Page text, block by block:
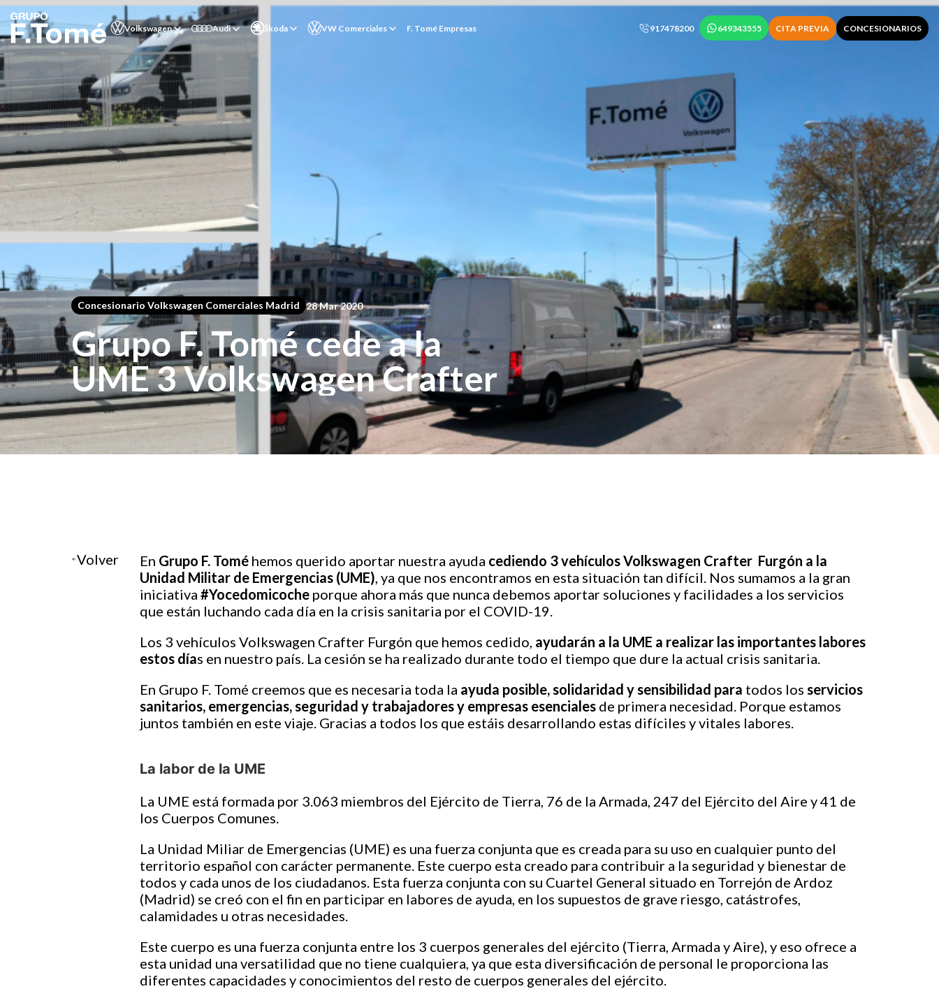
Volkswagen Audi Škoda VW Comerciales F. Tomé Empresas 917478200 649343555 CITA PREVIA CONCESIONARIOS
Concesionario Volkswagen Comerciales Madrid 28 Mar 2020
Grupo F. Tomé cede a la
UME 3 Volkswagen Crafter
Volver En Grupo F. Toméhemos querido aportar nuestra ayuda cediendo 3 vehículos Volkswagen Crafter Furgón a la
Unidad Militar de Emergencias (UME), ya que nos encontramos en esta situación tan difícil. Nos sumamos a la gran
iniciativa #Yocedomicocheporque ahora más que nunca debemos aportar soluciones y facilidades a los servicios
que están luchando cada día en la crisis sanitaria por el COVID-19.
Los 3 vehículos Volkswagen Crafter Furgón que hemos cedido, ayudarán a la UME a realizar las importantes labores
estos días en nuestro país. La cesión se ha realizado durante todo el tiempo que dure la actual crisis sanitaria.
En Grupo F. Tomé creemos que es necesaria toda la ayuda posible, solidaridad y sensibilidad para todos los servicios
sanitarios, emergencias, seguridad y trabajadores y empresas esencialesde primera necesidad. Porque estamos
juntos también en este viaje. Gracias a todos los que estáis desarrollando estas difíciles y vitales labores.
La labor de la UME
La UME está formada por 3.063 miembros del Ejército de Tierra, 76 de la Armada, 247 del Ejército del Aire y 41 de
los Cuerpos Comunes.
La Unidad Miliar de Emergencias (UME) es una fuerza conjunta que es creada para su uso en cualquier punto del
territorio español con carácter permanente. Este cuerpo esta creado para contribuir a la seguridad y bienestar de
todos y cada unos de los ciudadanos. Esta fuerza conjunta con su Cuartel General situado en Torrejón de Ardoz
(Madrid) se creó con el fin en participar en labores de ayuda, en los supuestos de grave riesgo, catástrofes,
calamidades u otras necesidades.
Este cuerpo es una fuerza conjunta entre los 3 cuerpos generales del ejército (Tierra, Armada y Aire), y eso ofrece a
esta unidad una versatilidad que no tiene cualquiera, ya que esta diversificación de personal le proporciona las
diferentes capacidades y conocimientos del resto de cuerpos generales del ejército.